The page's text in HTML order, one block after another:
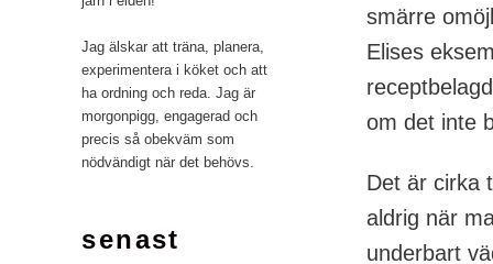
smärre
Elises
om det inte
Det är cirka
aldrig när
underbart
Jag älskar att träna, planera,
experimentera i köket och att
ha ordning och reda. Jag är
morgonpigg, engagerad och
precis så obekväm som
nödvändigt när det behövs.
senast